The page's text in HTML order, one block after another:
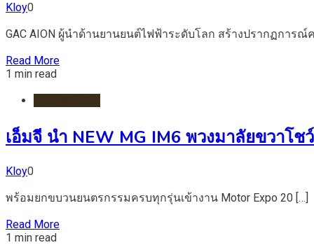
Kloy0
GAC AION ผู้นำด้านยานยนต์ไฟฟ้าระดับโลก สร้างปรากฏการณ์
Read More
1 min read
เอ็มจี นำ NEW MG IM6 พวงมาลัยขวาโช
Kloy0
พร้อมยกขบวนยนตรกรรมครบทุกรุ่นเข้างาน Motor Expo 20 […]
Read More
1 min read